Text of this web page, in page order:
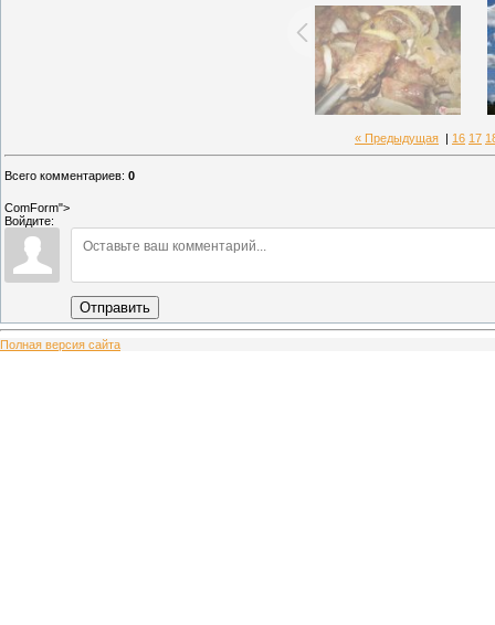
« Предыдущая 16 17
Всего комментариев: 0
ComForm">
Войдите:
Отправить
Полная версия сайта